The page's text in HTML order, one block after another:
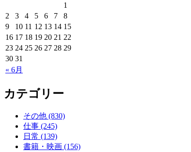
« 6月
1
2
3 4 5 6 7
8
9
10 11 12 13 14 15
16 17 18 19 20 21 22
23 24 25 26 27 28 29
30 31
カテゴリー
その他 (830)
仕事 (245)
日常 (139)
書籍・映画 (156)